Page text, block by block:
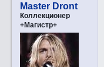
Master Dront
Коллекционер
+Магистр+